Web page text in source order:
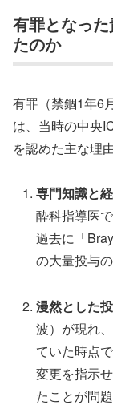
有罪となっ
たのか
有罪（禁錮1年6
は、当時の中央
を認めた主な理
専門知識と経
酔科指導医
過去に「
の大量投与
漫然とした
波）が現れ
ていた時点
変更を指示
たことが問